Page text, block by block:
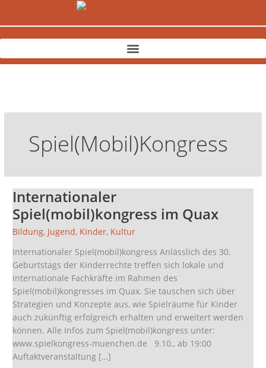
Spiel(mobil)kongress
Internationaler
Spiel(mobil)kongress im Quax
Bildung, Jugend, Kinder, Kultur
Internationaler Spiel(mobil)kongress Anlässlich des 30.
Geburtstags der Kinderrechte treffen sich lokale und
internationale Fachkräfte im Rahmen des
Spiel(mobil)kongresses im Quax. Sie tauschen sich über
Strategien und Konzepte aus, wie Spielräume für Kinder
auch zukünftig erfolgreich erhalten und erweitert werden
können. Alle Infos zum Spiel(mobil)kongress unter:
www.spielkongress-muenchen.de 9.10., ab 19:00
Auftaktveranstaltung […]
Internationaler
Spiel(mobil)kongress
im
Quax